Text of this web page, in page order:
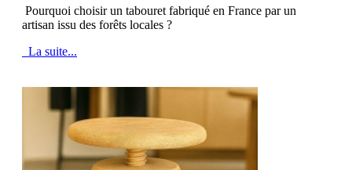
Pourquoi choisir un tabouret fabriqué en France par un
artisan issu des forêts locales ?
La suite...